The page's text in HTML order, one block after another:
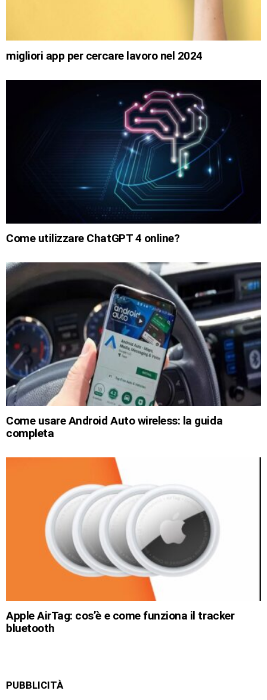
migliori app per cercare lavoro nel 2024
Come utilizzare ChatGPT 4 online?
Come usare Android Auto wireless: la guida
completa
Apple AirTag: cos’è e come funziona il tracker
bluetooth
PUBBLICITÀ